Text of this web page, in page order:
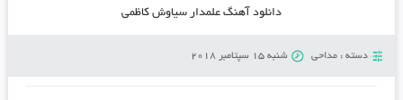
دانلود آهنگ علمدار سیاوش کاظمی
دسته : مداحی شنبه 15 سپتامبر 2018